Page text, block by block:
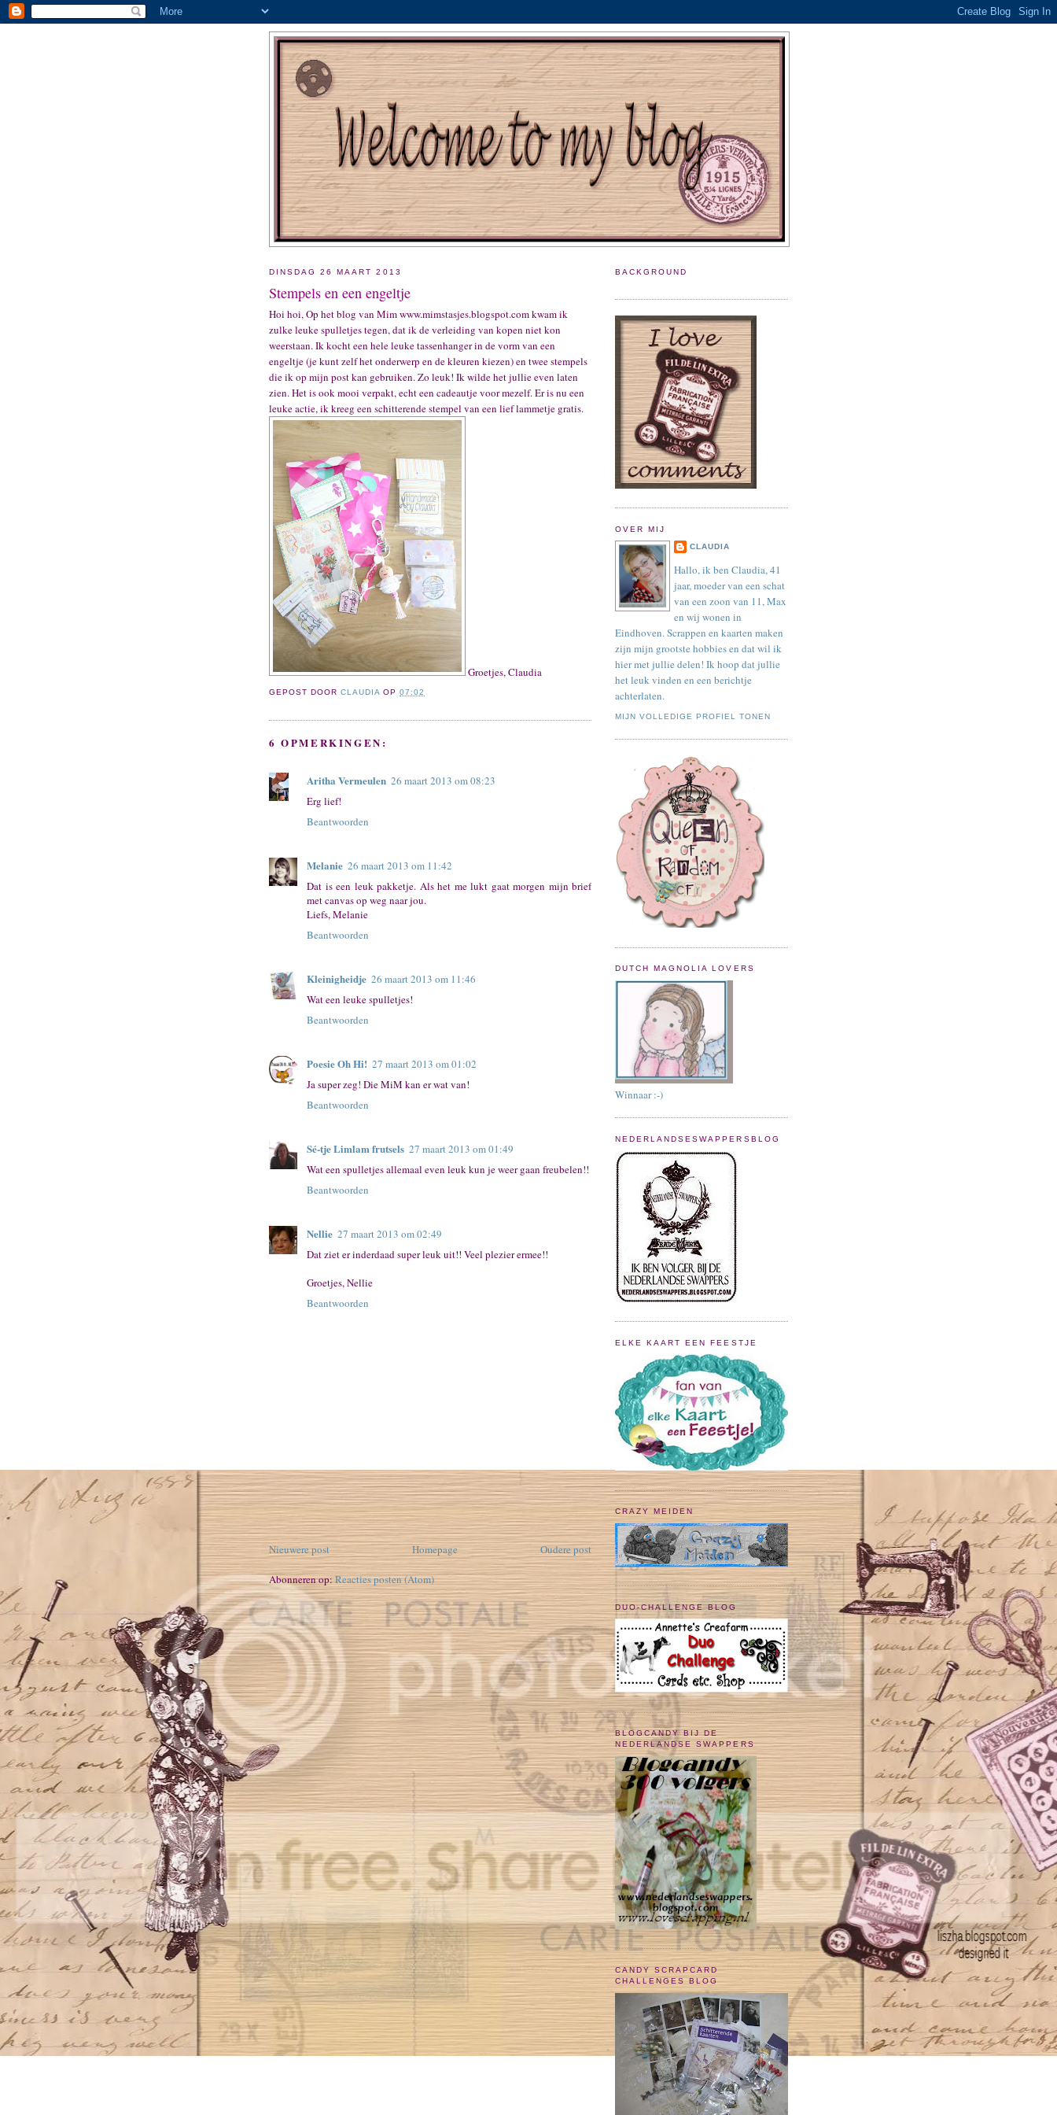
DINSDAG 26 MAART 2013
Stempels en een engeltje
Hoi hoi, Op het blog van Mim www.mimstasjes.blogspot.com kwam ik
zulke leuke spulletjes tegen, dat ik de verleiding van kopen niet kon
weerstaan. Ik kocht een hele leuke tassenhanger in de vorm van een
engeltje (je kunt zelf het onderwerp en de kleuren kiezen) en twee stempels
die ik op mijn post kan gebruiken. Zo leuk! Ik wilde het jullie even laten
zien. Het is ook mooi verpakt, echt een cadeautje voor mezelf. Er is nu een
leuke actie, ik kreeg een schitterende stempel van een lief lammetje gratis.
Groetjes, Claudia
GEPOST DOORCLAUDIA OP07:02
6 OPMERKINGEN:
Aritha Vermeulen 26 maart 2013 om 08:23
Erg lief!
Beantwoorden
Melanie 26 maart 2013 om 11:42
Dat is een leuk pakketje. Als het me lukt gaat morgen mijn brief
met canvas op weg naar jou.
Liefs, Melanie
Beantwoorden
Kleinigheidje 26 maart 2013 om 11:46
Wat een leuke spulletjes!
Beantwoorden
Poesie Oh Hi! 27 maart 2013 om 01:02
Ja super zeg! Die MiM kan er wat van!
Beantwoorden
Sé-tje Limlam frutsels 27 maart 2013 om 01:49
Wat een spulletjes allemaal even leuk kun je weer gaan freubelen!!
Beantwoorden
Nellie 27 maart 2013 om 02:49
Dat ziet er inderdaad super leuk uit!! Veel plezier ermee!!
Groetjes, Nellie
Beantwoorden
Nieuwere post Oudere post
Homepage
Abonneren op: Reacties posten (Atom)
BACKGROUND
OVER MIJ
CLAUDIA
Hallo, ik ben Claudia, 41
jaar, moeder van een schat
van een zoon van 11, Max
en wij wonen in
Eindhoven. Scrappen en kaarten maken
zijn mijn grootste hobbies en dat wil ik
hier met jullie delen! Ik hoop dat jullie
het leuk vinden en een berichtje
achterlaten.
MIJN VOLLEDIGE PROFIEL TONEN
DUTCH MAGNOLIA LOVERS
Winnaar :-)
NEDERLANDSESWAPPERSBLOG
ELKE KAART EEN FEESTJE
CRAZY MEIDEN
DUO-CHALLENGE BLOG
BLOGCANDY BIJ DE
NEDERLANDSE SWAPPERS
CANDY SCRAPCARD
CHALLENGES BLOG